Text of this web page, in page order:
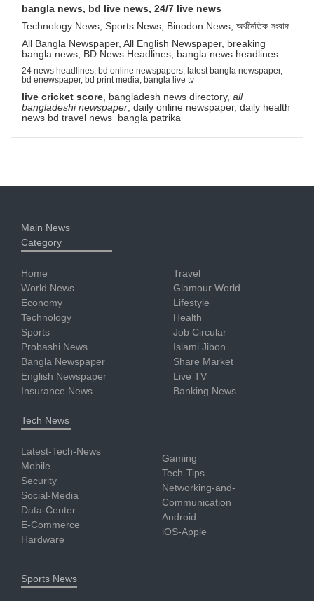
bangla news, bd live news, 24/7 live news
Technology News, Sports News, Binodon News, অর্থনৈতিক সংবাদ
All Bangla Newspaper, All English Newspaper, breaking
bangla news, BD News Headlines, bangla news headlines
24 news headlines, bd online newspapers, latest bangla newspaper,
bd enewspaper, bd print media, bangla live tv
live cricket score , bangladesh news directory, all
bangladeshi newspaper , daily online newspaper, daily health
news bd travel news bangla patrika
Main News
Category
Home
World News
Economy
Technology
Sports
Probashi News
Bangla Newspaper
English Newspaper
Insurance News
Travel
Glamour World
Lifestyle
Health
Job Circular
Islami Jibon
Share Market
Live TV
Banking News
Tech News
Latest-Tech-News
Mobile
Security
Social-Media
Data-Center
E-Commerce
Hardware
Gaming
Tech-Tips
Networking-and-
Communication
Android
iOS-Apple
Sports News